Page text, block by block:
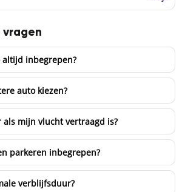
vragen
inbegrepen?
auto kiezen?
als mijn vlucht vertraagd is?
parkeren inbegrepen?
verblijfsduur?